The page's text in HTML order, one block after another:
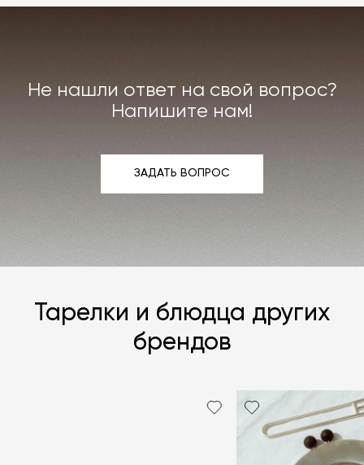
Не нашли ответ на свой вопрос?
Напишите нам!
ЗАДАТЬ ВОПРОС
Тарелки и блюдца других
брендов